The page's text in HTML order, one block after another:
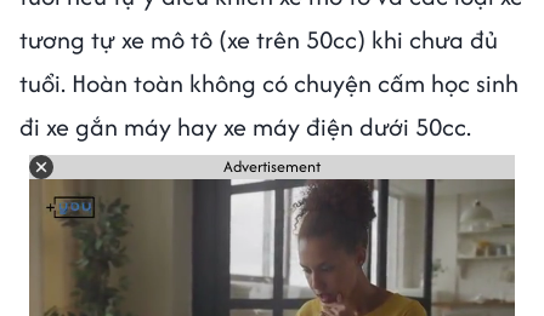
tương tự xe mô tô (xe trên 50cc) khi chưa đủ
tuổi. Hoàn toàn không có chuyện cấm học sinh
đi xe gắn máy hay xe máy điện dưới 50cc.
Advertisement